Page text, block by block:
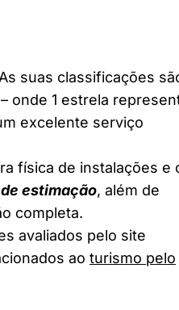
suas classificações
– onde 1 estrela
excelente serviço
física de instalações e
estimação, além de
completa.
avaliados pelo site
ao turismo pelo